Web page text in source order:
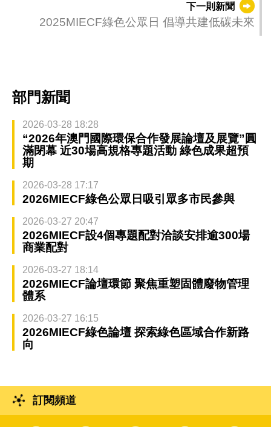
下一則新聞
2025MIECF綠色公眾日 倡導共建低碳未來
部門新聞
2026-03-28 18:28
“2026年澳門國際環保合作發展論壇及展覽”圓
滿閉幕 近30場高規格專題活動 綠色成果超預
期
2026-03-28 17:17
2026MIECF綠色公眾日吸引眾多市民參與
2026-03-27 20:47
2026MIECF設4個專題配對洽談安排逾300場
商業配對
2026-03-27 18:14
2026MIECF論壇環節 聚焦重塑固體廢物管理
體系
2026-03-27 16:15
2026MIECF綠色論壇 探索綠色區域合作新路
向
訂閱頻道